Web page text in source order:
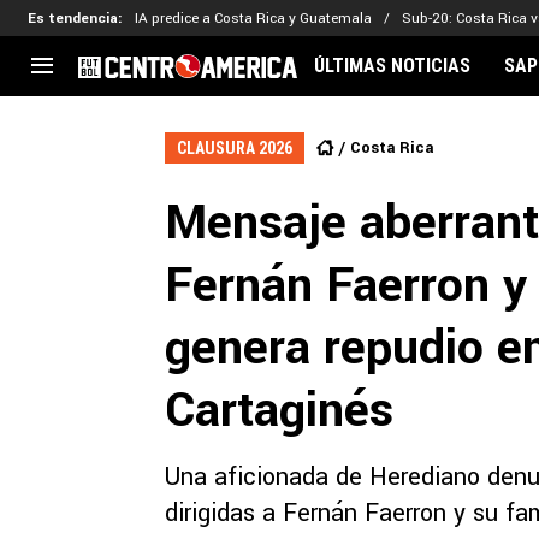
Es tendencia: IA predice a Costa Rica y Guatemala Sub-20: Costa Rica
CENTROAMÉRICA
CONCACAF
Liga de Naciones
Eliminatorias
Copa de Campeones
MLS
ÚLTIMAS NOTICIAS
CLAUSURA 2026 Costa Rica
Mensaje
Fernán Faerron
genera repudio
Cartaginés
Una aficionada de Herediano
dirigidas a Fernán Faerron y su